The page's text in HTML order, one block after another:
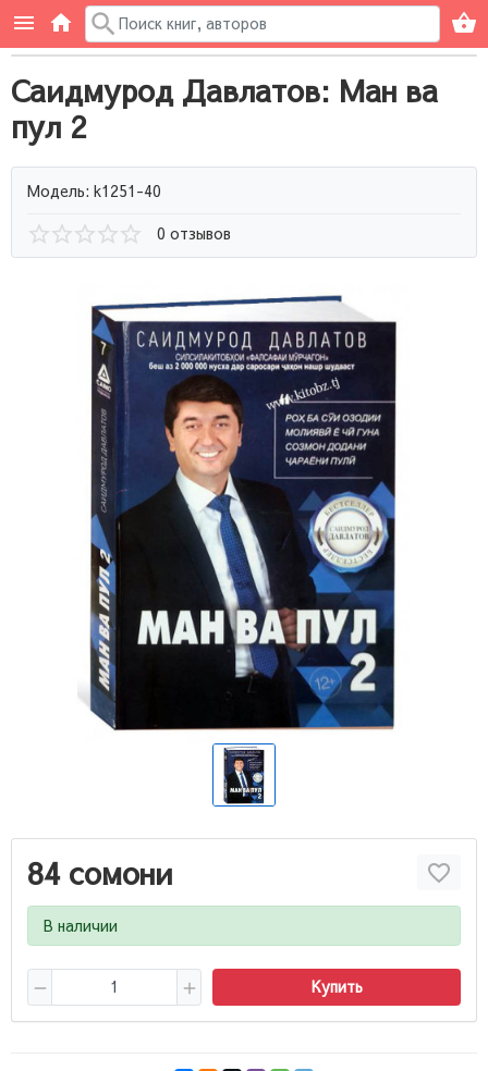
Саидмурод Давлатов: Ман ва
пул 2
Модель: k1251-40
0 отзывов
84 сомони
В наличии
Купить